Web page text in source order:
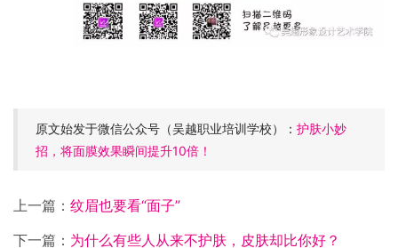
原文始发于微信公众号（吴越职业培训学校）： 护肤小妙
招，将面膜效果瞬间提升10倍！
上一篇： 纹眉也要看“面子”
下一篇： 为什么有些人从来不护肤，皮肤却比你好？